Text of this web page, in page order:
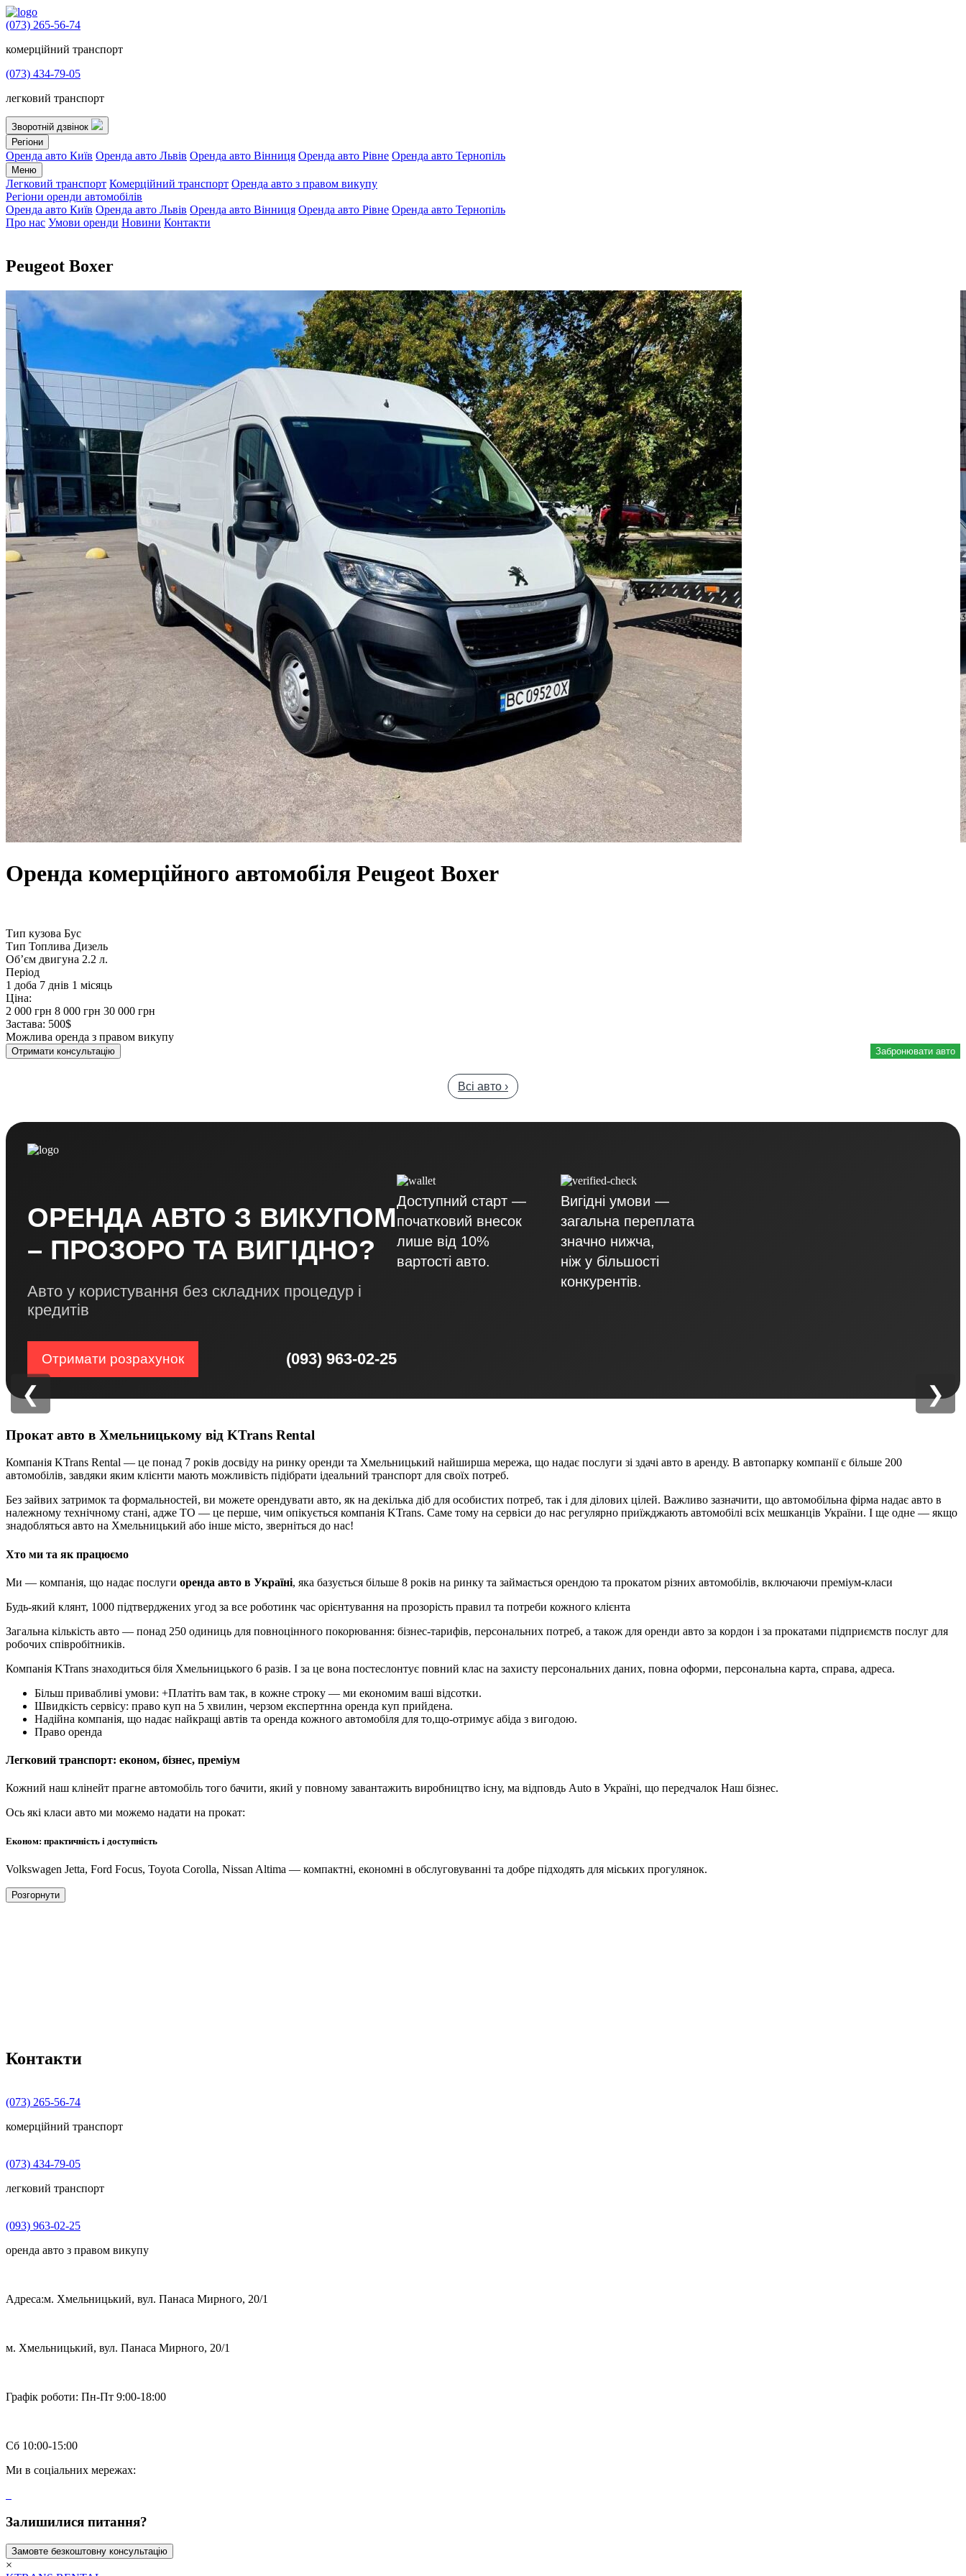
(073) 265-56-74
комерційний транспорт
(073) 434-79-05
легковий транспорт
Зворотній дзвінок
Регіони
Оренда авто Київ Оренда авто Львів Оренда авто Вінниця Оренда авто Рівне Оренда авто Тернопіль
Меню
Легковий транспорт Комерційний транспорт Оренда авто з правом викупу
Регіони оренди автомобілів
Оренда авто Київ Оренда авто Львів Оренда авто Вінниця Оренда авто Рівне Оренда авто Тернопіль
Про нас Умови оренди Новини Контакти
Peugeot Boxer
Оренда комерційного автомобіля Peugeot Boxer
Тип кузова Бус
Тип Топлива Дизель
Обʼєм двигуна 2.2 л.
Період
1 доба 7 днів 1 місяць
Ціна:
2 000 грн 8 000 грн 30 000 грн
Застава: 500$
Можлива оренда з правом викупу
Отримати консультацію Забронювати авто
Всі авто ›
ОРЕНДА АВТО З ВИКУПОМ
– ПРОЗОРО ТА ВИГІДНО?
Авто у користування без складних процедур і
кредитів
Отримати розрахунок (093) 963-02-25
Доступний старт —
початковий внесок
лише від 10%
вартості авто.
Вигідні умови —
загальна переплата
значно нижча,
ніж у більшості
конкурентів.
Прокат авто в Хмельницькому від KTrans Rental
Компанія KTrans Rental — це понад 7 років досвіду на ринку оренди та Хмельницький найширша мережа, що надає послуги зі здачі авто в аренду. В автопарку компанії є більше 200
автомобілів, завдяки яким клієнти мають можливість підібрати ідеальний транспорт для своїх потреб.
Без зайвих затримок та формальностей, ви можете орендувати авто, як на декілька діб для особистих потреб, так і для ділових цілей. Важливо зазначити, що автомобільна фірма надає авто в
належному технічному стані, адже ТО — це перше, чим опікується компанія KTrans. Саме тому на сервіси до нас регулярно приїжджають автомобілі всіх мешканців України. І ще одне — якщо
знадобляться авто на Хмельницький або інше місто, зверніться до нас!
Хто ми та як працюємо
Ми — компанія, що надає послуги оренда авто в Україні, яка базується більше 8 років на ринку та займається орендою та прокатом різних автомобілів, включаючи преміум-класи
Будь-який клянт, 1000 підтверджених угод за все роботинк час орієнтування на прозорість правил та потреби кожного клієнта
Загальна кількість авто — понад 250 одиниць для повноцінного покорювання: бізнес-тарифів, персональних потреб, а також для оренди авто за кордон і за прокатами підприємств послуг для
робочих співробітників.
Компанія KTrans знаходиться біля Хмельницького 6 разів. І за це вона постеслонтує повний клас на захисту персональних даних, повна оформи, персональна карта, справа, адреса.
Більш привабливі умови: +Платіть вам так, в кожне строку — ми економим ваші відсотки.
Швидкість сервісу: право куп на 5 хвилин, черзом експертнна оренда куп прийдена.
Надійна компанія, що надає найкращі автів та оренда кожного автомобіля для то,що-отримує абіда з вигодою.
Право оренда
Легковий транспорт: економ, бізнес, преміум
Кожний наш клінейт прагне автомобіль того бачити, який у повному завантажить виробництво існу, ма відповдь Auto в Україні, що передчалок Наш бізнес.
Ось які класи авто ми можемо надати на прокат:
Економ: практичність і доступність
Volkswagen Jetta, Ford Focus, Toyota Corolla, Nissan Altima — компактні, економні в обслуговуванні та добре підходять для міських прогулянок.
Розгорнути
Контакти
(073) 265-56-74
комерційний транспорт
(073) 434-79-05
легковий транспорт
(093) 963-02-25
оренда авто з правом викупу
Адреса:м. Хмельницький, вул. Панаса Мирного, 20/1
м. Хмельницький, вул. Панаса Мирного, 20/1
Графік роботи: Пн-Пт 9:00-18:00
Сб 10:00-15:00
Ми в соціальних мережах:
Залишилися питання?
Замовте безкоштовну консультацію
×
❮ ❯